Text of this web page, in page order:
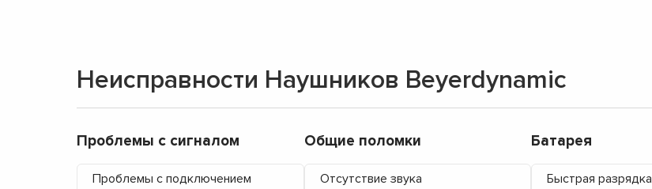
Неисправности Наушников Beyerdynamic
Проблемы с сигналом
Проблемы с подключением
Общие поломки
Отсутствие звука
Батарея
Быстрая разрядка